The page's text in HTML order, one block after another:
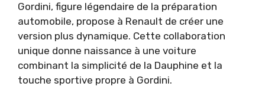
Gordini, figure légendaire de la préparation
automobile, propose à Renault de créer une
version plus dynamique. Cette collaboration
unique donne naissance à une voiture
combinant la simplicité de la Dauphine et la
touche sportive propre à Gordini.